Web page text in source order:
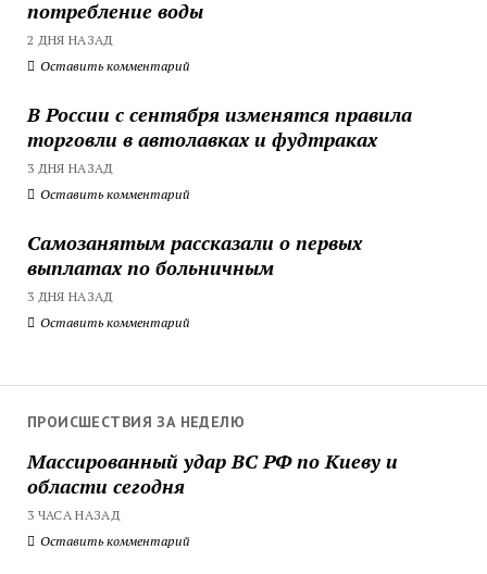
потребление воды
2 ДНЯ НАЗАД
Оставить комментарий
В России с сентября изменятся правила
торговли в автолавках и фудтраках
3 ДНЯ НАЗАД
Оставить комментарий
Самозанятым рассказали о первых
выплатах по больничным
3 ДНЯ НАЗАД
Оставить комментарий
ПРОИСШЕСТВИЯ ЗА НЕДЕЛЮ
Массированный удар ВС РФ по Киеву и
области сегодня
3 ЧАСА НАЗАД
Оставить комментарий